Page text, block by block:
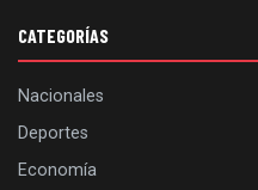
CATEGORÍAS
Nacionales
Deportes
Economía